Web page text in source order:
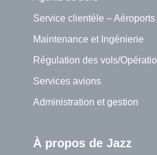
Service clientèle – Aéroports
Maintenance et Ingénierie
Régulation des vols/
Services avions
Administration et gestion
À propos de Jazz